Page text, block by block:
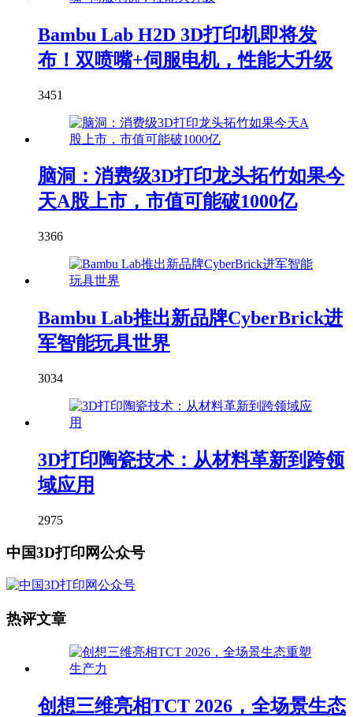
Bambu Lab H2D 3D打印机即将发
布！双喷嘴+伺服电机，性能大升级
3451
脑洞：消费级3D打印龙头拓竹如果今
天A股上市，市值可能破1000亿
3366
Bambu Lab推出新品牌CyberBrick进
军智能玩具世界
3034
3D打印陶瓷技术：从材料革新到跨领
域应用
2975
中国3D打印网公众号
热评文章
创想三维亮相TCT 2026，全场景生态